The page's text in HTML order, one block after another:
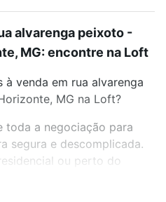
alvarenga peixoto -
MG: encontre na Loft
venda em rua alvarenga
MG na Loft?
toda a negociação para
segura e descomplicada.
ou perto do
em rua alvarenga